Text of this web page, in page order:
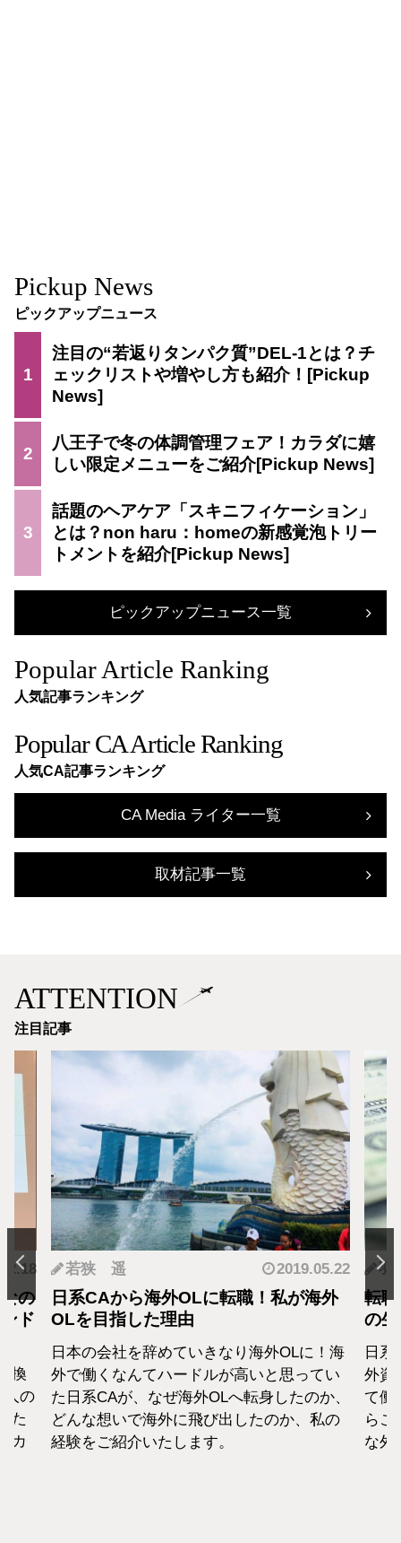
Pickup News
ピックアップニュース
1
注目の“若返りタンパク質”DEL-1とは？チ
ェックリストや増やし方も紹介！
2
八王子で冬の体調管理フェア！カラダに嬉
しい限定メニューをご紹介
3
話題のヘアケア「スキニフィケーション」
とは？non haru：homeの新感覚泡トリー
トメントを紹介
ピックアップニュース一覧
Popular Article Ranking
人気記事ランキング
Popular CA Article Ranking
人気CA記事ランキング
CA Media ライター一覧
取材記事一覧
ATTENTION
注目記事
の
ド
換
人の
た
カ
若狭 遥 2019.05.22
日系CAから海外OLに転職！私が海外
OLを目指した理由
日本の会社を辞めていきなり海外OLに！海
外で働くなんてハードルが高いと思ってい
た日系CAが、なぜ海外OLへ転身したのか、
どんな想いで海外に飛び出したのか、私の
経験をご紹介いたします。
羽
転
の
日
外資
て働
らこ
な外